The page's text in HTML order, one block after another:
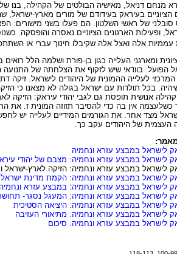
מנחם דניאל, מאישיה הבולטים של הקהילה, בנו
הציוניים בעיראק בעידודם של מורים מארץ-
סובלני של ראשי השלטון. הם פעלו בשני
אלה ואצל אלה שקיבלו חינוך עברי או
ומארגני העלייה כגון בן-פורת ושלמה הלל
הפועל. בוודאי שיש לזקוף את הצלחתה של
לעלייה ההמונית של היהודים לישראל. זיקה
בכל תולדות עם ישראל בגולה לא מצאנו כי
אנושית תופסת גם לגבי יהודי עיראק:
כשלעצמה אין בה כדי להסיבר תזוזה המונית ז.
ישראל מצד אחר. את הגורמים המידיים לעלייה יש
העצמית של היהודים עקב כך.
לישראל במבצע עזרא ונחמיה
לישראל במבצע עזרא ונחמיה: מצבם של יהודי
לישראל במבצע עזרא ונחמיה: הזיקה לארץ-ישראל
לישראל במבצע עזרא ונחמיה: הקמת מדינת
לישראל במבצע עזרא ונחמיה: במבצע עזרא
לישראל במבצע עזרא ונחמיה: המעגל נסגר-
לישראל במבצע עזרא ונחמיה: היציאה הסטיכית
לישראל במבצע עזרא ונחמיה: מתיאורי העזיבה
לישראל במבצע עזרא ונחמיה: סיכום